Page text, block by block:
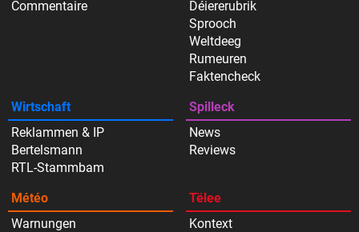
Commentaire
Déiererubrik
Sprooch
Weltdeeg
Rumeuren
Faktencheck
Wirtschaft
Reklammen & IP
Bertelsmann
RTL-Stammbam
Spilleck
News
Reviews
Météo
Warnungen
Tëlee
Kontext